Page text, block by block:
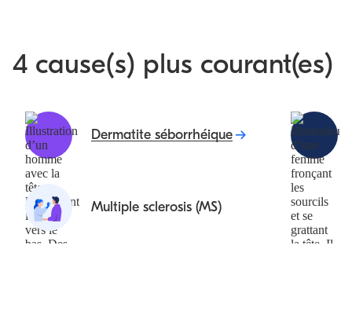
4 cause(s) plus courant(es)
Dermatite séborrhéique
Multiple sclerosis (MS)